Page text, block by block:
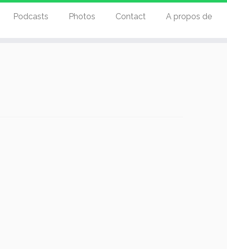
Podcasts Photos Contact A propos de